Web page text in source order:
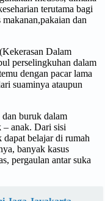
terutama bagi
dan
Dalam
perselingkuhan dalam
dengan pacar lama
suaminya ataupun
buruk dalam
– anak. Dari sisi
dapat belajar di rumah
banyak kasus
pergaulan antar suka